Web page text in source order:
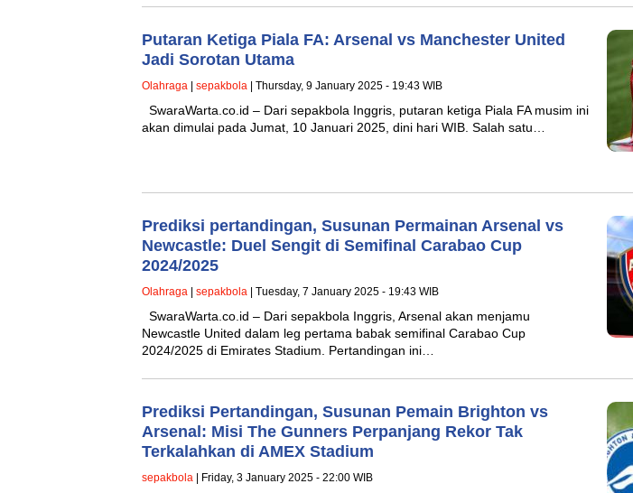
Putaran Ketiga Piala FA: Arsenal vs Manchester United
Jadi Sorotan Utama
Olahraga sepakbola | Thursday, 9 January 2025 - 19:43 WIB
SwaraWarta.co.id – Dari sepakbola Inggris, putaran ketiga Piala FA musim ini
akan dimulai pada Jumat, 10 Januari 2025, dini hari WIB. Salah satu…
Prediksi pertandingan, Susunan Permainan Arsenal vs
Newcastle: Duel Sengit di Semifinal Carabao Cup
2024/2025
Olahraga sepakbola | Tuesday, 7 January 2025 - 19:43 WIB
SwaraWarta.co.id – Dari sepakbola Inggris, Arsenal akan menjamu
Newcastle United dalam leg pertama babak semifinal Carabao Cup
2024/2025 di Emirates Stadium. Pertandingan ini…
Prediksi Pertandingan, Susunan Pemain Brighton vs
Arsenal: Misi The Gunners Perpanjang Rekor Tak
Terkalahkan di AMEX Stadium
sepakbola | Friday, 3 January 2025 - 22:00 WIB